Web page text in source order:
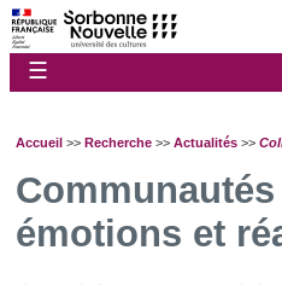
☰
Accueil >> Recherche >> Actualités >>
émotions et